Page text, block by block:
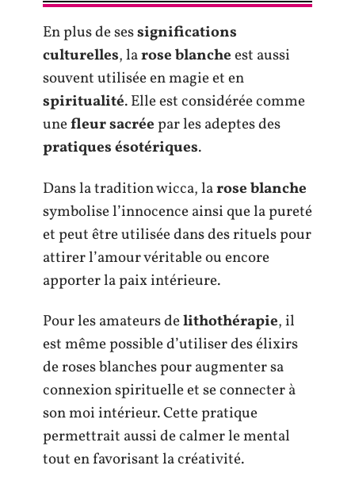
En plus de sessignifications
culturelles, larose blancheest aussi
souvent utilisée en magie et en
spiritualité. Elle est considérée comme
unefleur sacréepar les adeptes des
pratiques ésotériques.
Dans la tradition wicca, larose blanche
symbolise l’innocence ainsi que la pureté
et peut être utilisée dans des rituels pour
attirer l’amour véritable ou encore
apporter la paix intérieure.
Pour les amateurs delithothérapie, il
est même possible d’utiliser des élixirs
de roses blanches pour augmenter sa
connexion spirituelle et se connecter à
son moi intérieur. Cette pratique
permettrait aussi de calmer le mental
tout en favorisant la créativité.